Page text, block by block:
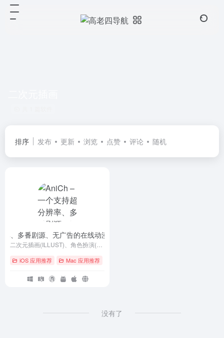
排序 发布 更新 浏览 点赞 评论 随机
、多番剧源、无广告的在线动漫追番看图弹幕 APP
iOS 应用推荐 Mac 应用推荐
没有了